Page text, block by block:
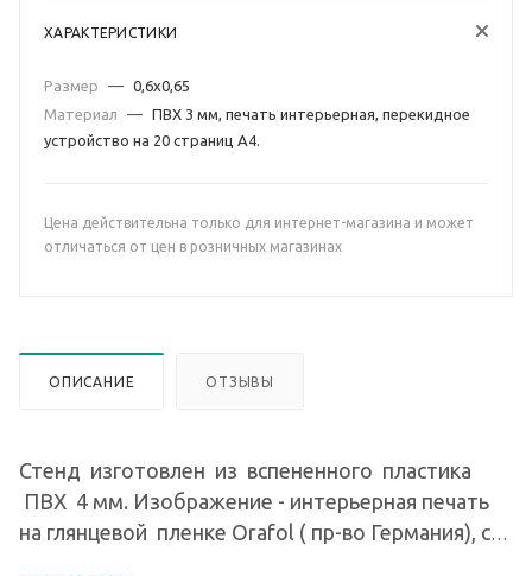
ХАРАКТЕРИСТИКИ
Размер — 0,6х0,65
Материал
— ПВХ 3 мм, печать интерьерная, перекидное
устройство на 20 страниц А4.
Цена действительна только для интернет-магазина и может
отличаться от цен в розничных магазинах
ОПИСАНИЕ ОТЗЫВЫ
Стенд изготовлен из вспененного пластика
ПВХ 4 мм. Изображение - интерьерная печать
на глянцевой пленке Orafol ( пр-во Германия), с